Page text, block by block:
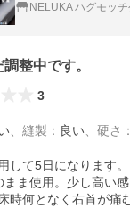
NELUKA ハグモッ
整中です。
3
縫製 ： 良い 硬さ ：
して5日になります
まま使用。少し高い
時何となく右首が痛